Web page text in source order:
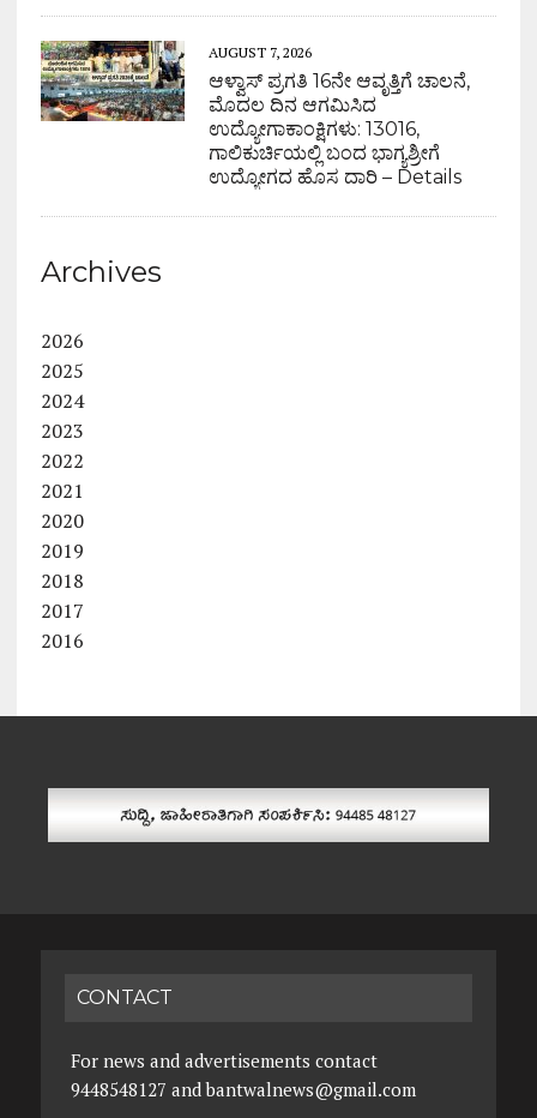
AUGUST 7, 2026
ಆಳ್ವಾಸ್ ಪ್ರಗತಿ 16ನೇ ಆವೃತ್ತಿಗೆ ಚಾಲನೆ,
ಮೊದಲ ದಿನ ಆಗಮಿಸಿದ
ಉದ್ಯೋಗಾಕಾಂಕ್ಷಿಗಳು: 13016,
ಗಾಲಿಕುರ್ಚಿಯಲ್ಲಿ ಬಂದ ಭಾಗ್ಯಶ್ರೀಗೆ
ಉದ್ಯೋಗದ ಹೊಸ ದಾರಿ – Details
Archives
2026
2025
2024
2023
2022
2021
2020
2019
2018
2017
2016
CONTACT
For news and advertisements contact
9448548127 and bantwalnews@gmail.com